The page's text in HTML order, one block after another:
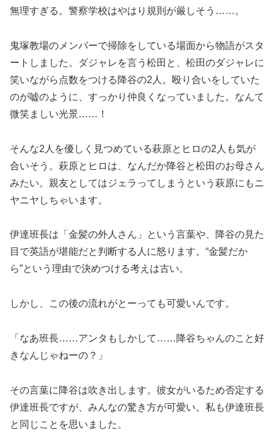
無理すぎる。警察学校はやはり規則が厳しそう……。
鬼塚教場のメンバーで掃除をしている場面から物語がスタ
ートしました。ダジャレを言う松田と、松田のダジャレに
笑いながら点数をつける降谷の2人。殴り合いをしていた
のが嘘のように、すっかり仲良くなっていました。なんて
微笑ましい光景……！
そんな2人を優しく見つめている萩原とヒロの2人も気が
合いそう。萩原とヒロは、なんだか降谷と松田のお母さん
みたい。親友としてはジェラってしまうという萩原にもニ
ヤニヤしちゃいます。
伊達班長は「金髪の外人さん」という言葉や、降谷の見た
目で英語が堪能だと判断する人に怒ります。“金髪だか
ら”という理由で決めつける考えは古い。
しかし、この後の流れがとーっても可愛いんです。
「なあ班長……アンタもしかして……降谷ちゃんのこと好
きなんじゃねーの？」
その言葉に降谷は吹き出します。彼女がいるため否定する
伊達班長ですが、みんなの驚き方が可愛い。私も伊達班長
と同じことを思いました。